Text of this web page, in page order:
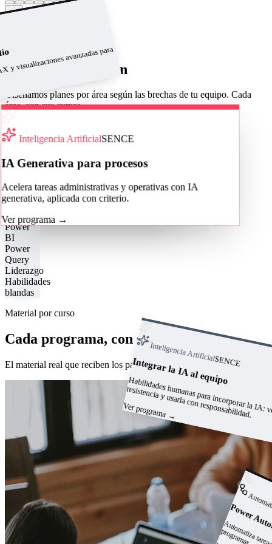
visualizaciones avanzadas para
Inteligencia ArtificialSENCE
IA Generativa para procesos
Acelera tareas administrativas y operativas con IA
generativa, aplicada con criterio.
Ver programa →
Inteligencia ArtificialSENCE
Integrar la IA al equipo
abilidades hum
anas para incorporar
: vencer
resistencia y usarla con responsabilidad.
Ver programa →
Power
a
p
r.
→
Áreas de formación
Diseñamos planes por área según las brechas de tu equipo. Cada
área, con sus cursos.
Cotizar para mi equipo
Área
Excel Corporativo
De fórmulas y tablas dinámicas a la
automatización con macros y VBA.
Ver cursos→
Power
BI
Power
Query
Liderazgo
Habilidades
blandas
Material por curso
Cada programa, con su manual
El material real que reciben los participantes.